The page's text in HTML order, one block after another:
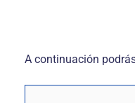
A continuación